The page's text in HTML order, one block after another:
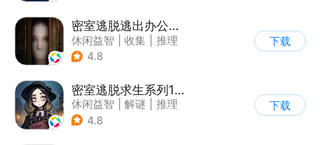
密室逃脱逃出办公室3
休闲益智 收集
推理
| 密室逃脱
4.8
下载
密室逃脱求生系列1极地冒险
休闲益智 解谜
推理
| 密室逃脱
4.8
下载